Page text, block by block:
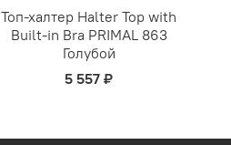
Топ-халтер Halter Top with
Built-in Bra PRIMAL 863
Голубой
5 557 ₽